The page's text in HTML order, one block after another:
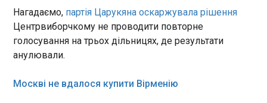
російської атаки на маршрутне таксі у
Центральному районі Херсона 1 липня. Про це
повідомив голова ОВА Олександр Прокудін у
вівторок, 7 липня. У лікарні померла жінка, котра
зазнала тяжких поранень.
ЧИТАТЬ
Нагадаємо, партія Царукяна оскаржувала рішення
Центрвиборчкому не проводити повторне
голосування на трьох дільницях, де результати
анулювали.
Москві не вдалося купити Вірменію